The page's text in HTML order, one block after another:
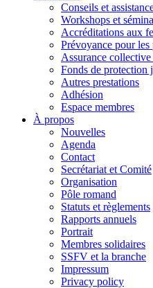
Conseils et
Workshops et
Accréditations aux
Prévoyance pour
Assurance
Fonds de protection
Autres prestations
Adhésion
Espace membres
À propos
Nouvelles
Agenda
Contact
Secrétariat et Comité
Organisation
Pôle romand
Statuts et règlements
Rapports annuels
Portrait
Membres solidaires
SSFV et la branche
Impressum
Privacy policy